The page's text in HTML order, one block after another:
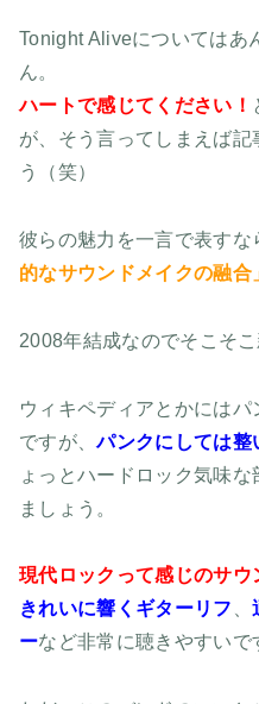
Tonight Aliveについてはあ
ん。
ハートで感じてください！
が、そう言ってしまえば記
う（笑）
彼らの魅力を一言で表すな
的なサウンドメイクの融合
2008年結成なのでそこそ
ウィキペディアとかには
ですが、パンクにしては整
ょっとハードロック気味
ましょう。
現代ロックって感じのサウ
きれいに響くギターリフ 、
ーなど非常に聴きやすいで